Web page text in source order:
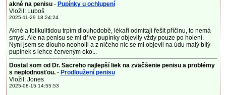
akné na penisu- Pupínky u ochlupení
Vložil: Luboš
2025-11-29 18:24:24
Akné a folikulitidou trpím dlouhodobě, lékaři odmítají řešit příčinu, to nemá
smysl. Ale na penisu se mi dříve pupínky objevily vždy pouze po holení.
Nyní jsem se dlouho neoholil a z ničeho nic se mi objevil na údu malý bílý
pupínek s lehce červeným oko...
Dostal som od Dr. Sacreho najlepší liek na zväčšenie penisu a problémy
s neplodnosťou.- Prodloužení penisu
Vložil: Jones
2025-08-15 14:55:53